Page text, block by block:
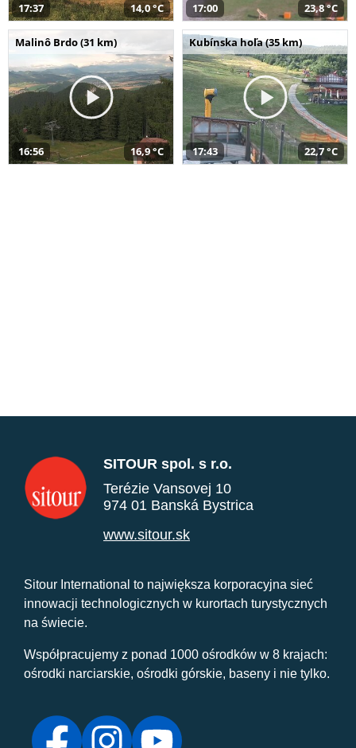
17:37 14,0 °C 17:00 23,8 °C
Malinô Brdo (31 km)
16:56 16,9 °C
Kubínska hoľa (35 km)
17:43 22,7 °C
SITOUR spol. s r.o.
Terézie Vansovej 10
974 01 Banská Bystrica
www.sitour.sk
Sitour International to największa korporacyjna sieć
innowacji technologicznych w kurortach turystycznych
na świecie.
Współpracujemy z ponad 1000 ośrodków w 8 krajach:
ośrodki narciarskie, ośrodki górskie, baseny i nie tylko.